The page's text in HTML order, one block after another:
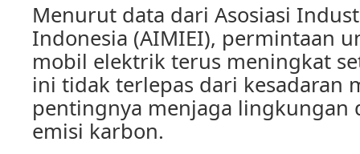
Menurut data dari Asosiasi
Indonesia (AIMIEI), permintaan
mobil elektrik terus meningkat
ini tidak terlepas dari kesadaran
pentingnya menjaga lingkungan
emisi karbon.